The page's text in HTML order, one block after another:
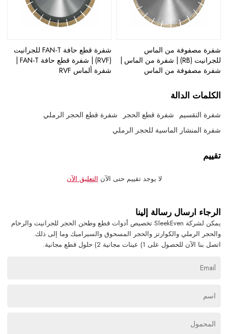
شفرة مصفوفة من الماس
للجرانيت (RB) | شفرة من الماس |
شفرة مصفوفة من الماس
شفرة قطع حافة FAN-T للجرانيت
(RVF) | شفرة قطع حافة FAN-T |
شفرة ألماس RVF
الكلمات الدالة
شفرة التقسيم شفرة قطع الحجر
شفرة قطع الحجر الرملي
شفرة المنشار الماسية للحجر الرملي
تقييم
لا يوجد تقييم حتى الآن التعليق الآن
الرجاء ارسال رسالة إلينا
يمكن لشركة SleekEven تخصيص أدوات قطع وطحن الحجر للجرانيت والرخام
والحجر الرملي والكوارتز والحجر المسحوق والسيراميك وما إلى ذلك.
اتصل بنا الآن للحصول على 1) عينات مجانية 2) حلول قطع مجانية.